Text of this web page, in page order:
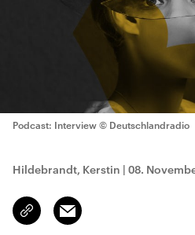
Podcast: Interview © Deutschlandradio
Hildebrandt, Kerstin | 08.
Link
kopieren/teilen
Email